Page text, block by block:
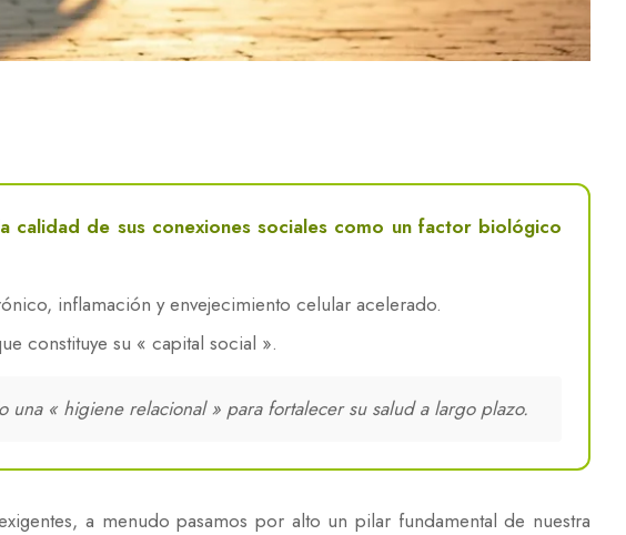
de sus conexiones sociales como un factor biológico
inflamación y envejecimiento celular acelerado.
constituye su « capital social ».
« higiene relacional » para fortalecer su salud a largo plazo.
a menudo pasamos por alto un pilar fundamental de nuestra